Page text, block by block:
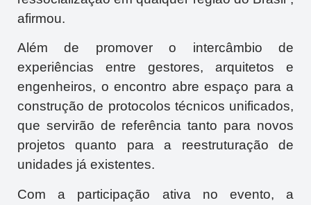
afirmou.
Além de promover o intercâmbio de
experiências entre gestores, arquitetos e
engenheiros, o encontro abre espaço para a
construção de protocolos técnicos unificados,
que servirão de referência tanto para novos
projetos quanto para a reestruturação de
unidades já existentes.
Com a participação ativa no evento, a